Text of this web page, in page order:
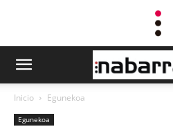
Inicio Egunekoa
Egunekoa